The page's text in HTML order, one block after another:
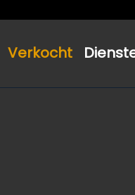
Verkocht